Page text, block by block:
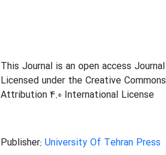
This Journal is an open access Journal
Licensed under the Creative Commons
Attribution 4.0 International License
Publisher: University Of Tehran Press